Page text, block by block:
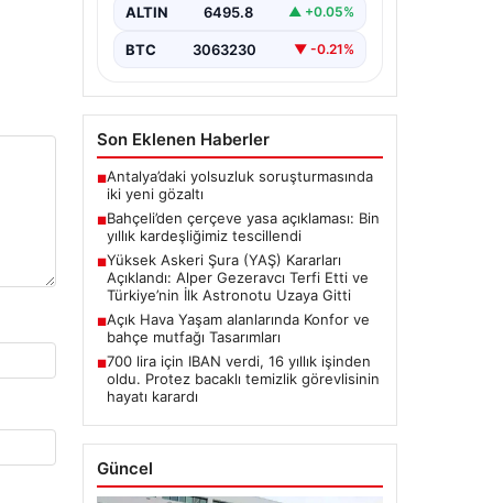
Milliyetçi Hareket…
ALTIN 6495.8 ▲ +0.05%
BTC 3063230 ▼ -0.21%
Son Eklenen Haberler
■Antalya’daki yolsuzluk soruşturmasında
iki yeni gözaltı
■Bahçeli’den çerçeve yasa açıklaması: Bin
yıllık kardeşliğimiz tescillendi
■Yüksek Askeri Şura (YAŞ) Kararları
Açıklandı: Alper Gezeravcı Terfi Etti ve
Türkiye’nin İlk Astronotu Uzaya Gitti
■Açık Hava Yaşam alanlarında Konfor ve
bahçe mutfağı Tasarımları
■700 lira için IBAN verdi, 16 yıllık işinden
oldu. Protez bacaklı temizlik görevlisinin
hayatı karardı
Güncel